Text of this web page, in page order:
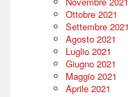
Ottobre 2021
Settembre 2021
Agosto 2021
Luglio 2021
Giugno 2021
Maggio 2021
Aprile 2021